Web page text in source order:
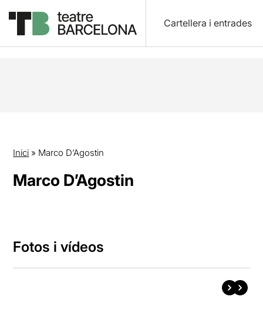
Cartellera i entrades
Inici » Marco D’Agostin
Marco D’Agostin
Fotos i vídeos